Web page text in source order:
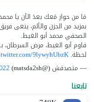
مَا من حوار مَعك بعدَ الآن يا
بمزيد من الحزن والألم، ينعى
الصحفي محمد أبو الغيط.
قاوم أبو الغيط، مرض السرطان،
لحظة. 9lywyhUbzK
— متصدقش (@matsda2sh)
تابعنا